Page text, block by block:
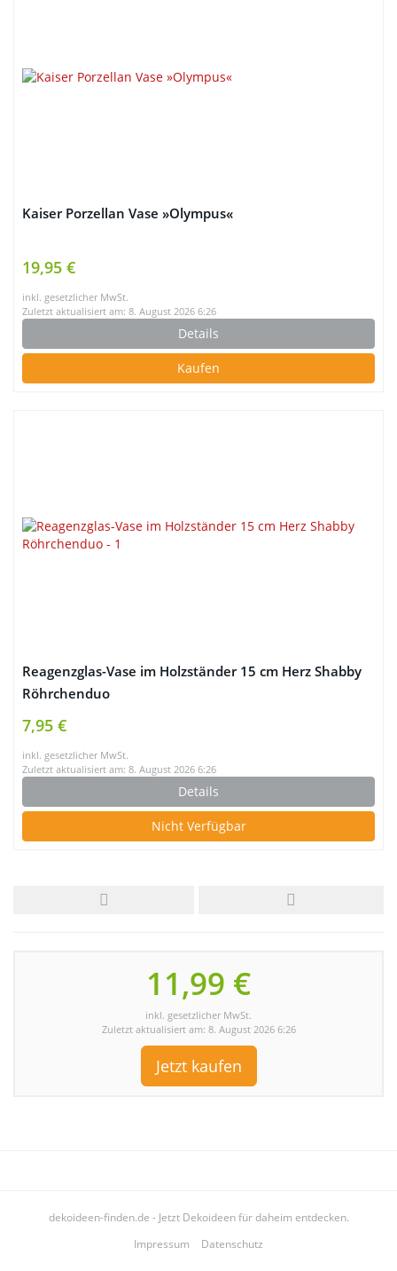
Kaiser Porzellan Vase »Olympus«
19,95 €
inkl. gesetzlicher MwSt.
Zuletzt aktualisiert am: 8. August 2026 6:26
Details
Kaufen
Reagenzglas-Vase im Holzständer 15 cm Herz Shabby
Röhrchenduo
7,95 €
inkl. gesetzlicher MwSt.
Zuletzt aktualisiert am: 8. August 2026 6:26
Details
Nicht Verfügbar
11,99 €
inkl. gesetzlicher MwSt.
Zuletzt aktualisiert am: 8. August 2026 6:26
Jetzt kaufen
dekoideen-finden.de - Jetzt Dekoideen für daheim entdecken.
Impressum
Datenschutz